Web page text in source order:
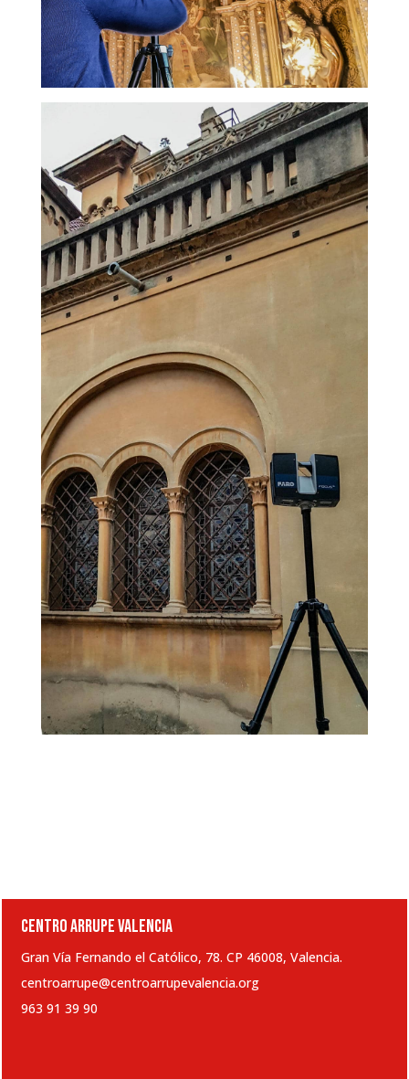
CENTRO ARRUPE VALENCIA
Gran Vía Fernando el Católico, 78. CP 46008, Valencia.
centroarrupe@centroarrupevalencia.org
963 91 39 90